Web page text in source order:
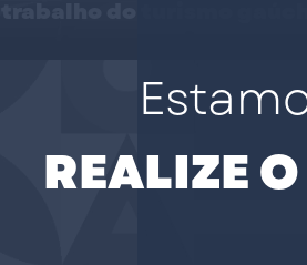
REALIZE